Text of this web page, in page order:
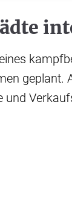
geplant.